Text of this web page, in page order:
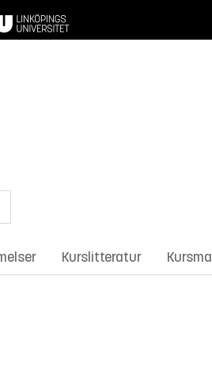
Kurslitteratur